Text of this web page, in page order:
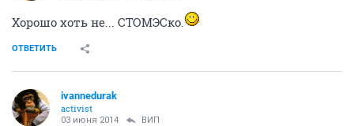
Хорошо хоть не... СТОМЭСко.
ОТВЕТИТЬ
ivannedurak
activist
03 июня 2014 ВИП